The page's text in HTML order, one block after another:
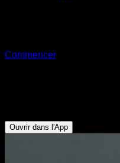
Commencer
Ouvrir dans l'App